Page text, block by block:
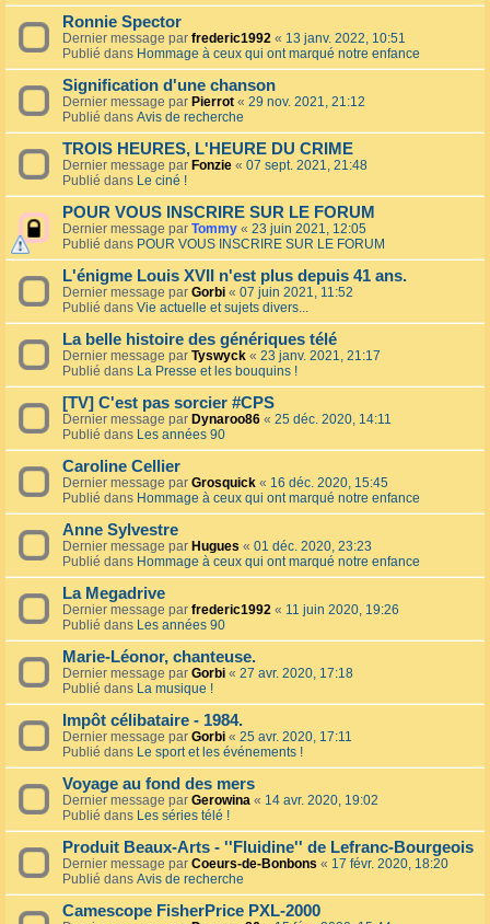
Ronnie Spector
Dernier message par frederic1992 « 13 janv. 2022, 10:51
Publié dans Hommage à ceux qui ont marqué notre enfance
Signification d'une chanson
Dernier message par Pierrot « 29 nov. 2021, 21:12
Publié dans Avis de recherche
TROIS HEURES, L'HEURE DU CRIME
Dernier message par Fonzie « 07 sept. 2021, 21:48
Publié dans Le ciné !
POUR VOUS INSCRIRE SUR LE FORUM
Dernier message par Tommy « 23 juin 2021, 12:05
Publié dans POUR VOUS INSCRIRE SUR LE FORUM
L'énigme Louis XVII n'est plus depuis 41 ans.
Dernier message par Gorbi « 07 juin 2021, 11:52
Publié dans Vie actuelle et sujets divers...
La belle histoire des génériques télé
Dernier message par Tyswyck « 23 janv. 2021, 21:17
Publié dans La Presse et les bouquins !
[TV] C'est pas sorcier #CPS
Dernier message par Dynaroo86 « 25 déc. 2020, 14:11
Publié dans Les années 90
Caroline Cellier
Dernier message par Grosquick « 16 déc. 2020, 15:45
Publié dans Hommage à ceux qui ont marqué notre enfance
Anne Sylvestre
Dernier message par Hugues « 01 déc. 2020, 23:23
Publié dans Hommage à ceux qui ont marqué notre enfance
La Megadrive
Dernier message par frederic1992 « 11 juin 2020, 19:26
Publié dans Les années 90
Marie-Léonor, chanteuse.
Dernier message par Gorbi « 27 avr. 2020, 17:18
Publié dans La musique !
Impôt célibataire - 1984.
Dernier message par Gorbi « 25 avr. 2020, 17:11
Publié dans Le sport et les événements !
Voyage au fond des mers
Dernier message par Gerowina « 14 avr. 2020, 19:02
Publié dans Les séries télé !
Produit Beaux-Arts - ''Fluidine'' de Lefranc-Bourgeois
Dernier message par Coeurs-de-Bonbons « 17 févr. 2020, 18:20
Publié dans Avis de recherche
Camescope FisherPrice PXL-2000